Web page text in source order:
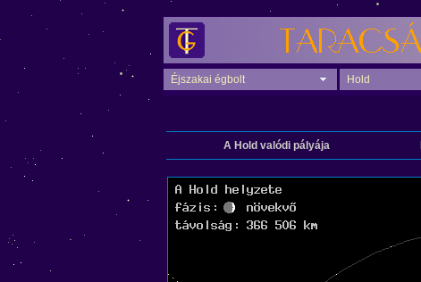
Éjszakai égbolt Hold
A Hold valódi pályája